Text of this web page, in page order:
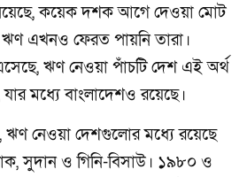
কয়েক দশক আগে দেওয়া মোট
এখনও ফেরত পায়নি তারা।
ঋণ নেওয়া পাঁচটি দেশ এই অর্থ
মধ্যে বাংলাদেশও রয়েছে।
ঋণ নেওয়া দেশগুলোর মধ্যে রয়েছে
সুদান ও গিনি-বিসাউ। ১৯৮০ ও